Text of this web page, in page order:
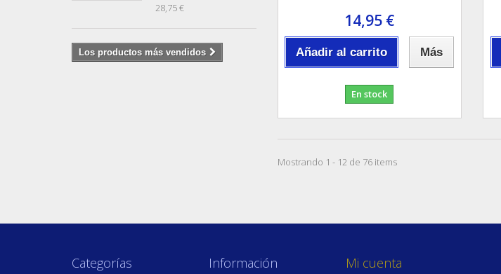
28,75 €
Los productos más vendidos
14,95 €
Añadir al carrito Más
En stock
Mostrando 1 - 12 de 76 items
Categorías Información Mi cuenta